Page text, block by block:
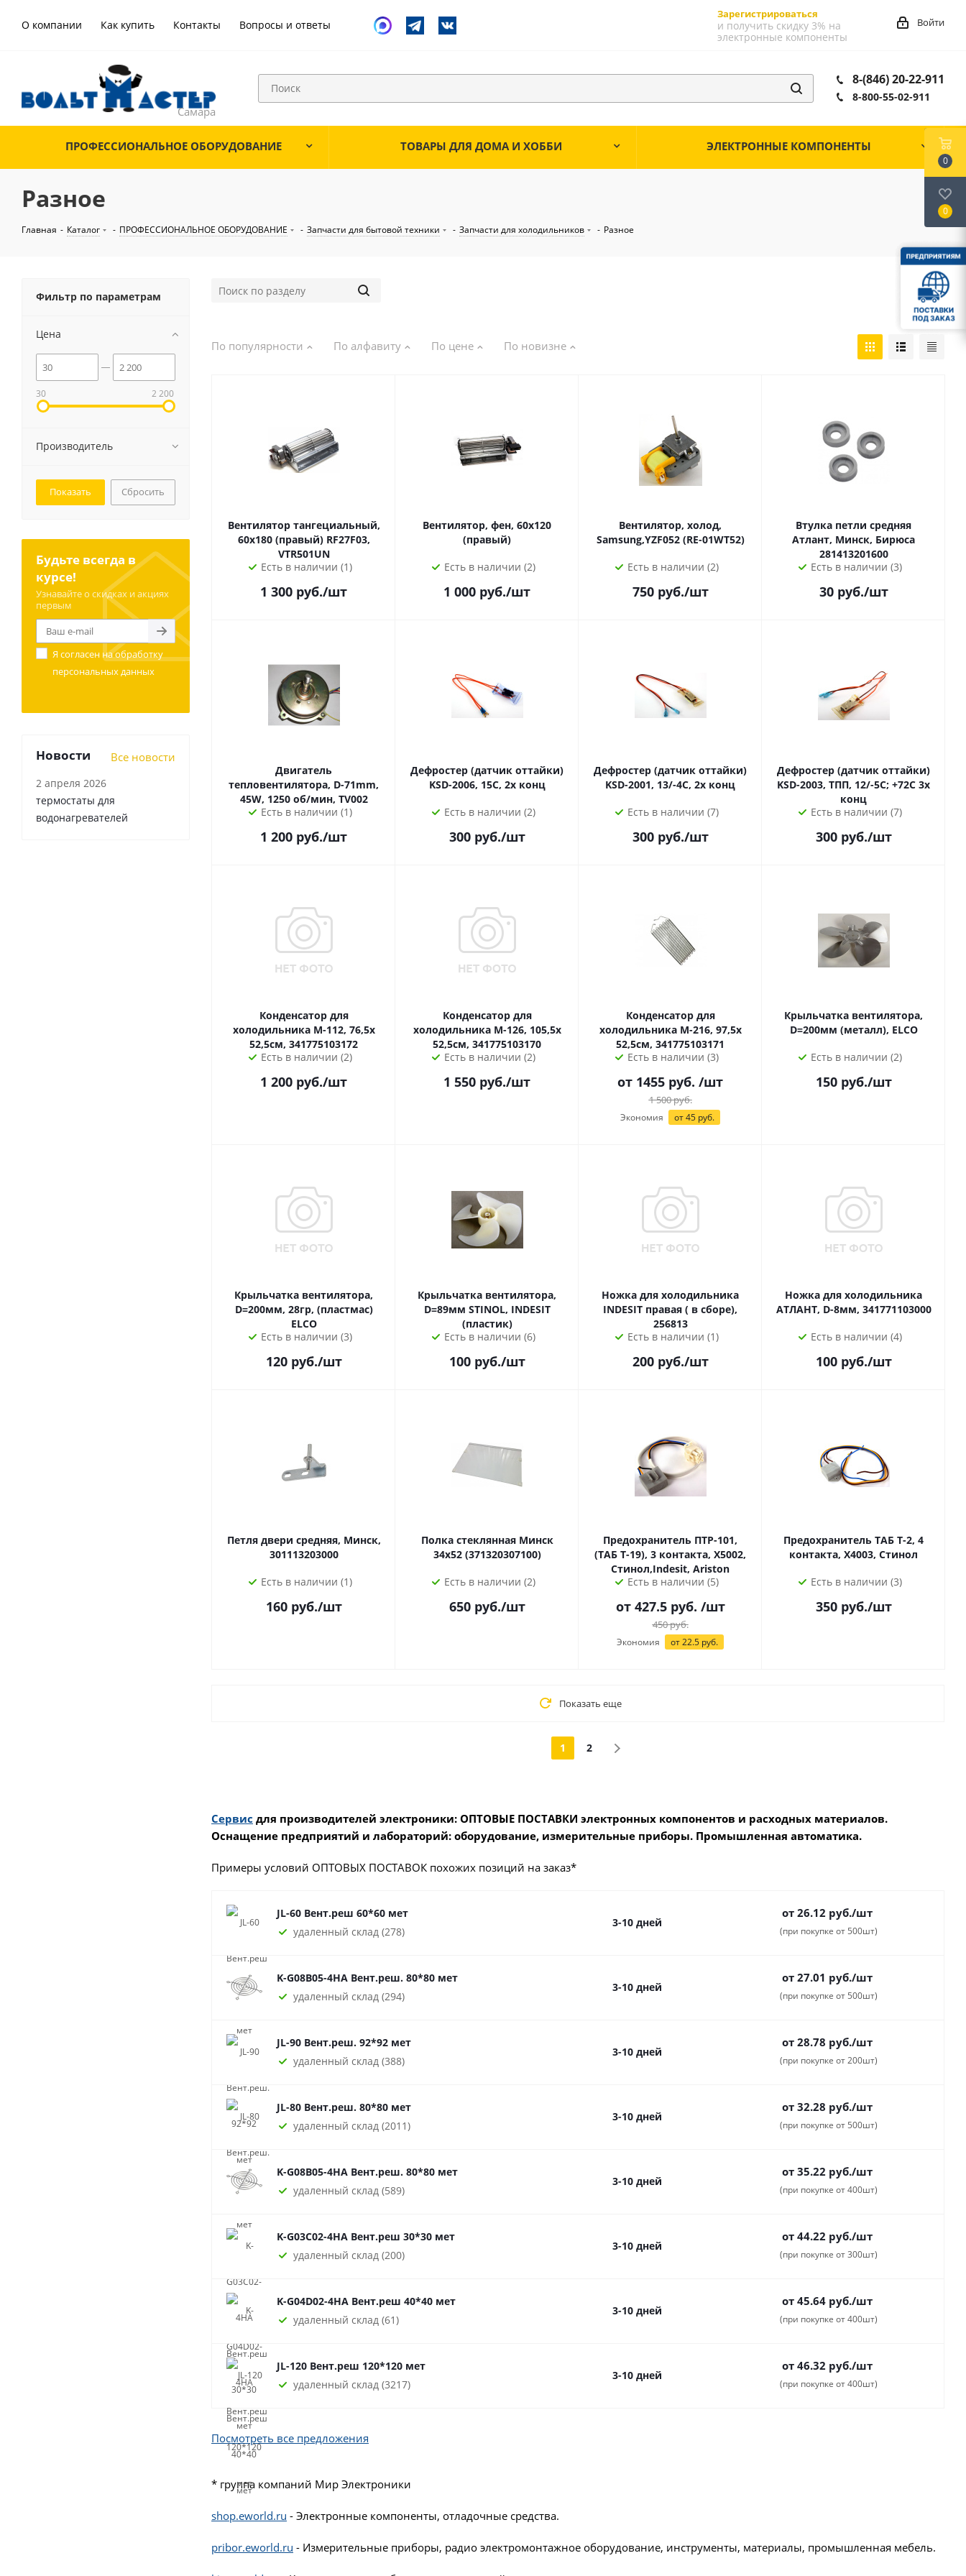
О компании Как купить Контакты Вопросы и ответы
Зарегистрироваться
и получить скидку 3% на
электронные компоненты
Войти
8-(846) 20-22-911
8-800-55-02-911
ПРОФЕССИОНАЛЬНОЕ ОБОРУДОВАНИЕ ТОВАРЫ ДЛЯ ДОМА И ХОББИ ЭЛЕКТРОННЫЕ КОМПОНЕНТЫ
Разное
Главная - Каталог - ПРОФЕССИОНАЛЬНОЕ ОБОРУДОВАНИЕ - Запчасти для бытовой техники - Запчасти для холодильников - Разное
По популярности По алфавиту По цене По новизне
Вентилятор тангециальный,
60х180 (правый) RF27F03,
VTR501UN
Есть в наличии (1)
1 300 руб./шт
Вентилятор, фен, 60х120
(правый)
Есть в наличии (2)
1 000 руб./шт
Вентилятор, холод,
Samsung,YZF052 (RE-01WT52)
Есть в наличии (2)
750руб./шт
Втулка петли средняя
Атлант, Минск, Бирюса
281413201600
Есть в наличии (3)
30руб./шт
Двигатель
тепловентилятора, D-71mm,
45W, 1250 об/мин, TV002
Есть в наличии (1)
1 200 руб./шт
Дефростер (датчик оттайки)
KSD-2006, 15C, 2х конц
Есть в наличии (2)
300руб./шт
Дефростер (датчик оттайки)
KSD-2001, 13/-4C, 2х конц
Есть в наличии (7)
300руб./шт
Дефростер (датчик оттайки)
KSD-2003, ТПП, 12/-5C; +72C 3x
конц
Есть в наличии (7)
300руб./шт
Конденсатор для
холодильника М-112, 76,5х
52,5см, 341775103172
Есть в наличии (2)
1 200 руб./шт
Конденсатор для
холодильника М-126, 105,5х
52,5см, 341775103170
Есть в наличии (2)
1 550 руб./шт
Конденсатор для
холодильника М-216, 97,5х
52,5см, 341775103171
Есть в наличии (3)
от 1455 руб. /шт
1 500руб.
Экономия от45 руб.
Крыльчатка вентилятора,
D=200мм (металл), ELCO
Есть в наличии (2)
150руб./шт
Крыльчатка вентилятора,
D=200мм, 28гр, (пластмас)
ELCO
Есть в наличии (3)
120руб./шт
Крыльчатка вентилятора,
D=89мм STINOL, INDESIT
(пластик)
Есть в наличии (6)
100руб./шт
Ножка для холодильника
INDESIT правая ( в сборе),
256813
Есть в наличии (1)
200руб./шт
Ножка для холодильника
АТЛАНТ, D-8мм, 341771103000
Есть в наличии (4)
100руб./шт
Петля двери средняя, Минск,
301113203000
Есть в наличии (1)
160руб./шт
Полка стеклянная Минск
34х52 (371320307100)
Есть в наличии (2)
650руб./шт
Предохранитель ПТР-101,
(ТАБ Т-19), 3 контакта, X5002,
Стинол,Indesit, Ariston
Есть в наличии (5)
от 427.5 руб. /шт
450руб.
Экономия от 22.5 руб.
Предохранитель ТАБ Т-2, 4
контакта, Х4003, Стинол
Есть в наличии (3)
350руб./шт
Показать еще
1 2
Сервис для производителей электроники: ОПТОВЫЕ ПОСТАВКИ электронных компонентов и расходных материалов.
Оснащение предприятий и лабораторий: оборудование, измерительные приборы. Промышленная автоматика.
Примеры условий ОПТОВЫХ ПОСТАВОК похожих позиций на заказ*
JL-60 Вент.реш 60*60 мет
удаленный склад (278)
3-10 дней
от 26.12 руб./шт
(при покупке от 500шт)
K-G08B05-4HA Вент.реш. 80*80 мет
удаленный склад (294)
3-10 дней
от 27.01 руб./шт
(при покупке от 500шт)
JL-90 Вент.реш. 92*92 мет
удаленный склад (388)
3-10 дней
от 28.78 руб./шт
(при покупке от 200шт)
JL-80 Вент.реш. 80*80 мет
удаленный склад (2011)
3-10 дней
от 32.28 руб./шт
(при покупке от 500шт)
K-G08B05-4HA Вент.реш. 80*80 мет
удаленный склад (589)
3-10 дней
от 35.22 руб./шт
(при покупке от 400шт)
K-G03C02-4HA Вент.реш 30*30 мет
удаленный склад (200)
3-10 дней
от 44.22 руб./шт
(при покупке от 300шт)
K-G04D02-4HA Вент.реш 40*40 мет
удаленный склад (61)
3-10 дней
от 45.64 руб./шт
(при покупке от 400шт)
JL-120 Вент.реш 120*120 мет
удаленный склад (3217)
3-10 дней
от 46.32 руб./шт
(при покупке от 400шт)
Посмотреть все предложения
* группа компаний Мир Электроники
shop.eworld.ru - Электронные компоненты, отладочные средства.
pribor.eworld.ru - Измерительные приборы, радио электромонтажное оборудование, инструменты, материалы, промышленная мебель.
Фильтр по параметрам
Цена
30 2 200
Производитель
Сбросить
Будьте всегда в
курсе!
Узнавайте о скидках и акциях
первым
Я согласен наобработку
персональных данных
Новости Все новости
2 апреля 2026
термостаты для
водонагревателей
0
0